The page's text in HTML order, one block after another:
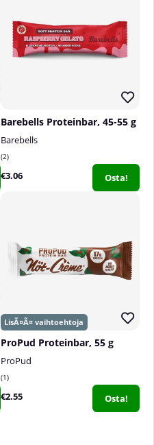
Barebells Proteinbar, 45-55 g
Barebells
2
€3.06 Osta!
ProPud Proteinbar, 55 g
ProPud
1
€2.55 Osta!